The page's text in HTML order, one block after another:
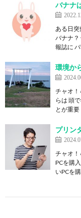
バナナ
ある日突
バナナ
報誌に
環境か
チャオ
らは 頭
とが重
プリン
チャオ
PCを購
いPCを